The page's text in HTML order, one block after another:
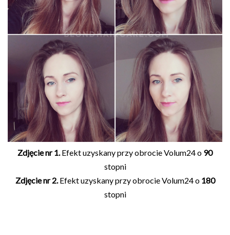
Zdjęcie nr 1.Efekt uzyskany przy obrocie Volum24 o 90
stopni
Zdjęcie nr 2.Efekt uzyskany przy obrocie Volum24 o 180
stopni